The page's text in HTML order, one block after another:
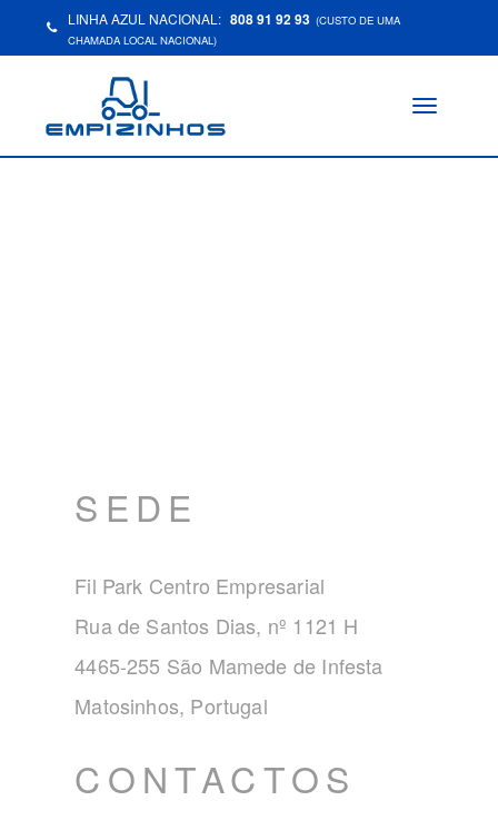
LINHA AZUL NACIONAL: 808 91 92 93 (CUSTO DE UMA
CHAMADA LOCAL NACIONAL)
Toggle
SEDE
Fil Park Centro Empresarial
Rua de Santos Dias, nº 1121 H
4465-255 São Mamede de Infesta
Matosinhos, Portugal
CONTACTOS